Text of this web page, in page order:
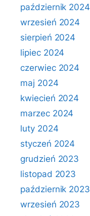
październik 2024
wrzesień 2024
sierpień 2024
lipiec 2024
czerwiec 2024
maj 2024
kwiecień 2024
marzec 2024
luty 2024
styczeń 2024
grudzień 2023
listopad 2023
październik 2023
wrzesień 2023